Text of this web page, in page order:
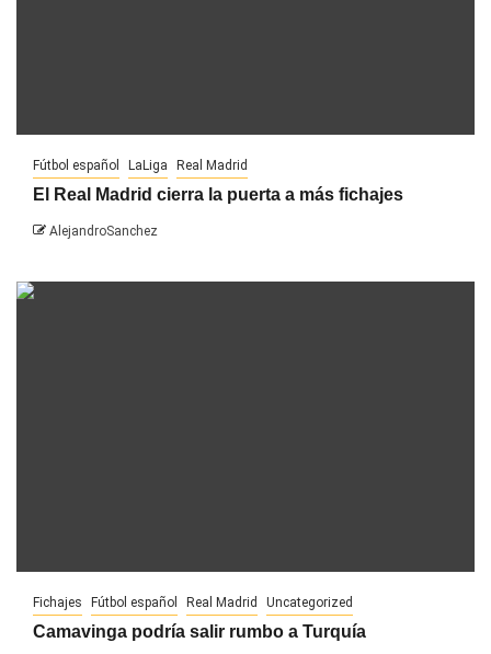
Fútbol español LaLiga Real Madrid
El Real Madrid cierra la puerta a más fichajes
AlejandroSanchez
Fichajes Fútbol español Real Madrid Uncategorized
Camavinga podría salir rumbo a Turquía